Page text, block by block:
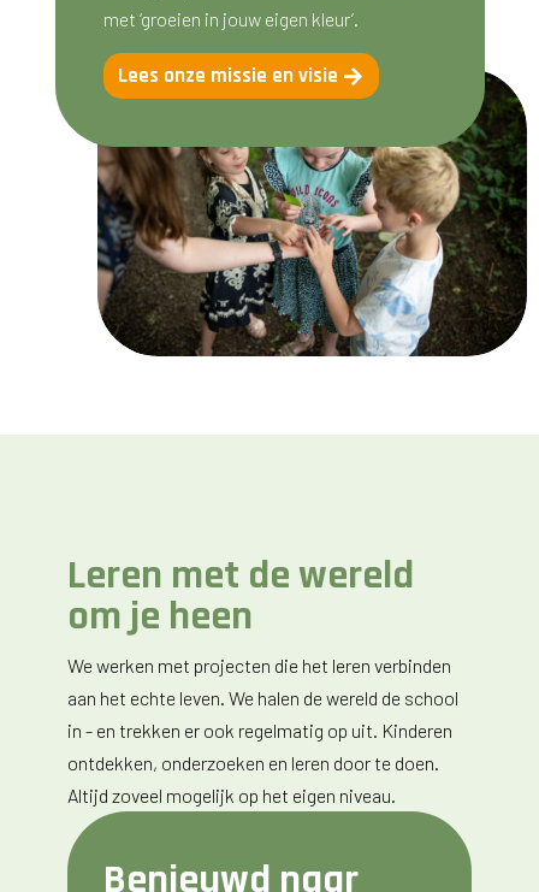
met ‘groeien in jouw eigen kleur’.
Lees onze missie en visie
Leren met de wereld
om je heen
We werken met projecten die het leren verbinden
aan het echte leven. We halen de wereld de school
in - en trekken er ook regelmatig op uit. Kinderen
ontdekken, onderzoeken en leren door te doen.
Altijd zoveel mogelijk op het eigen niveau.
Benieuwd naar